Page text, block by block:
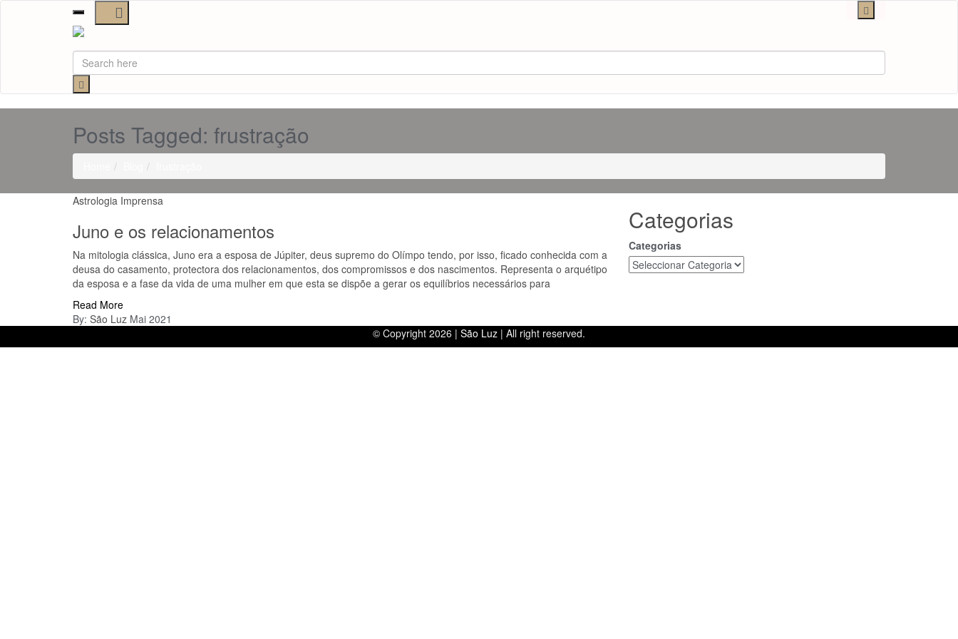
Toggle
navigation
Posts Tagged: frustração
Astrologia Imprensa
Juno e os relacionamentos
Na mitologia clássica, Juno era a esposa de Júpiter, deus supremo do Olímpo tendo, por isso, ficado conhecida com a
deusa do casamento, protectora dos relacionamentos, dos compromissos e dos nascimentos. Representa o arquétipo
da esposa e a fase da vida de uma mulher em que esta se dispõe a gerar os equilíbrios necessários para
Read More
By: São Luz Mai 2021
Categorias
Categorias
© Copyright 2026 | São Luz | All right reserved.